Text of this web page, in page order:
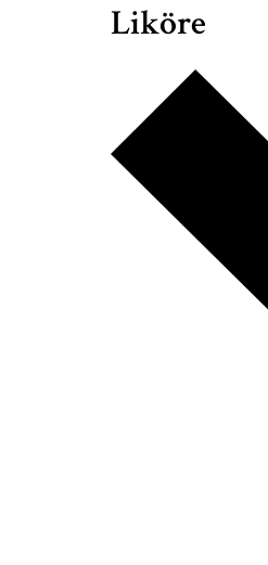
Liköre